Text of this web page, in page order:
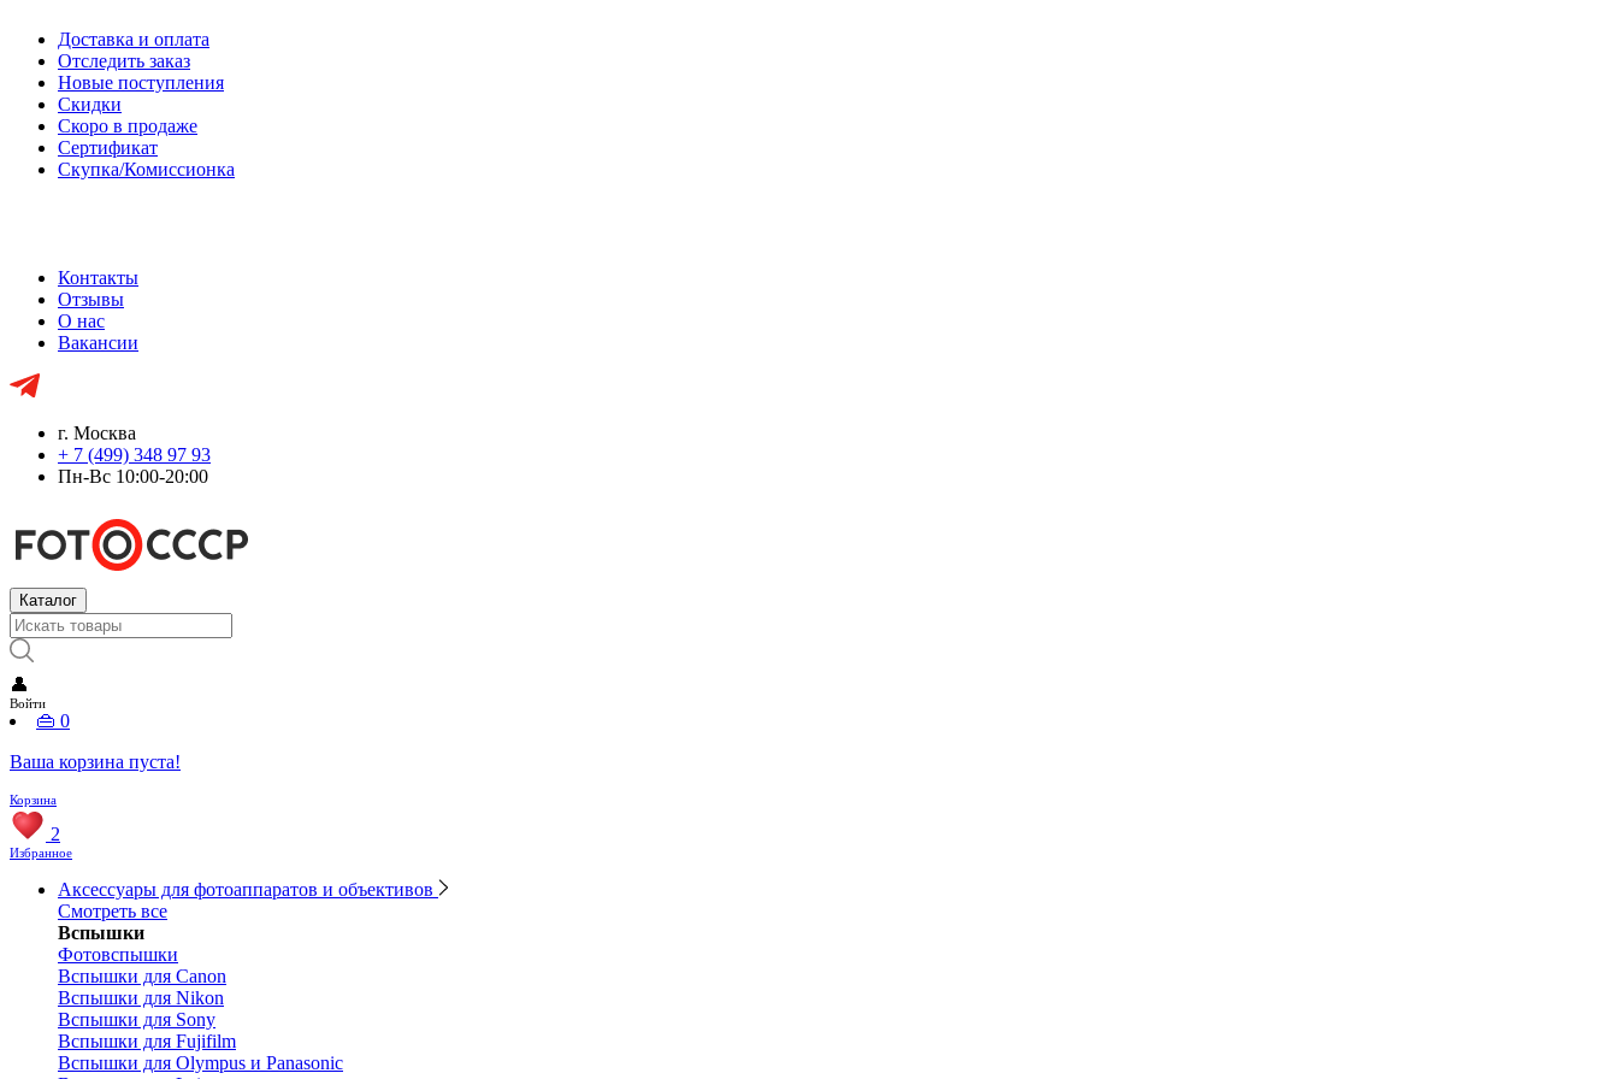
Доставка и оплата
Отследить заказ
Новые поступления
Скидки
Скоро в продаже
Сертификат
Скупка/Комиссионка
Контакты
Отзывы
О нас
Вакансии
г. Москва
+ 7 (499) 348 97 93
Пн-Вс 10:00-20:00
Каталог
👤
Войти
👜 0
Ваша корзина пуста!
Корзина
2
Избранное
Аксессуары для фотоаппаратов и объективов
Смотреть все
Вспышки
Фотовспышки
Вспышки для Canon
Вспышки для Nikon
Вспышки для Sony
Вспышки для Fujifilm
Вспышки для Olympus и Panasonic